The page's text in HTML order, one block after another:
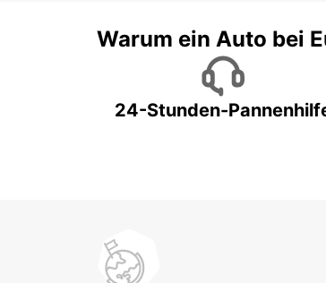
Warum ein Auto bei
24-Stunden-